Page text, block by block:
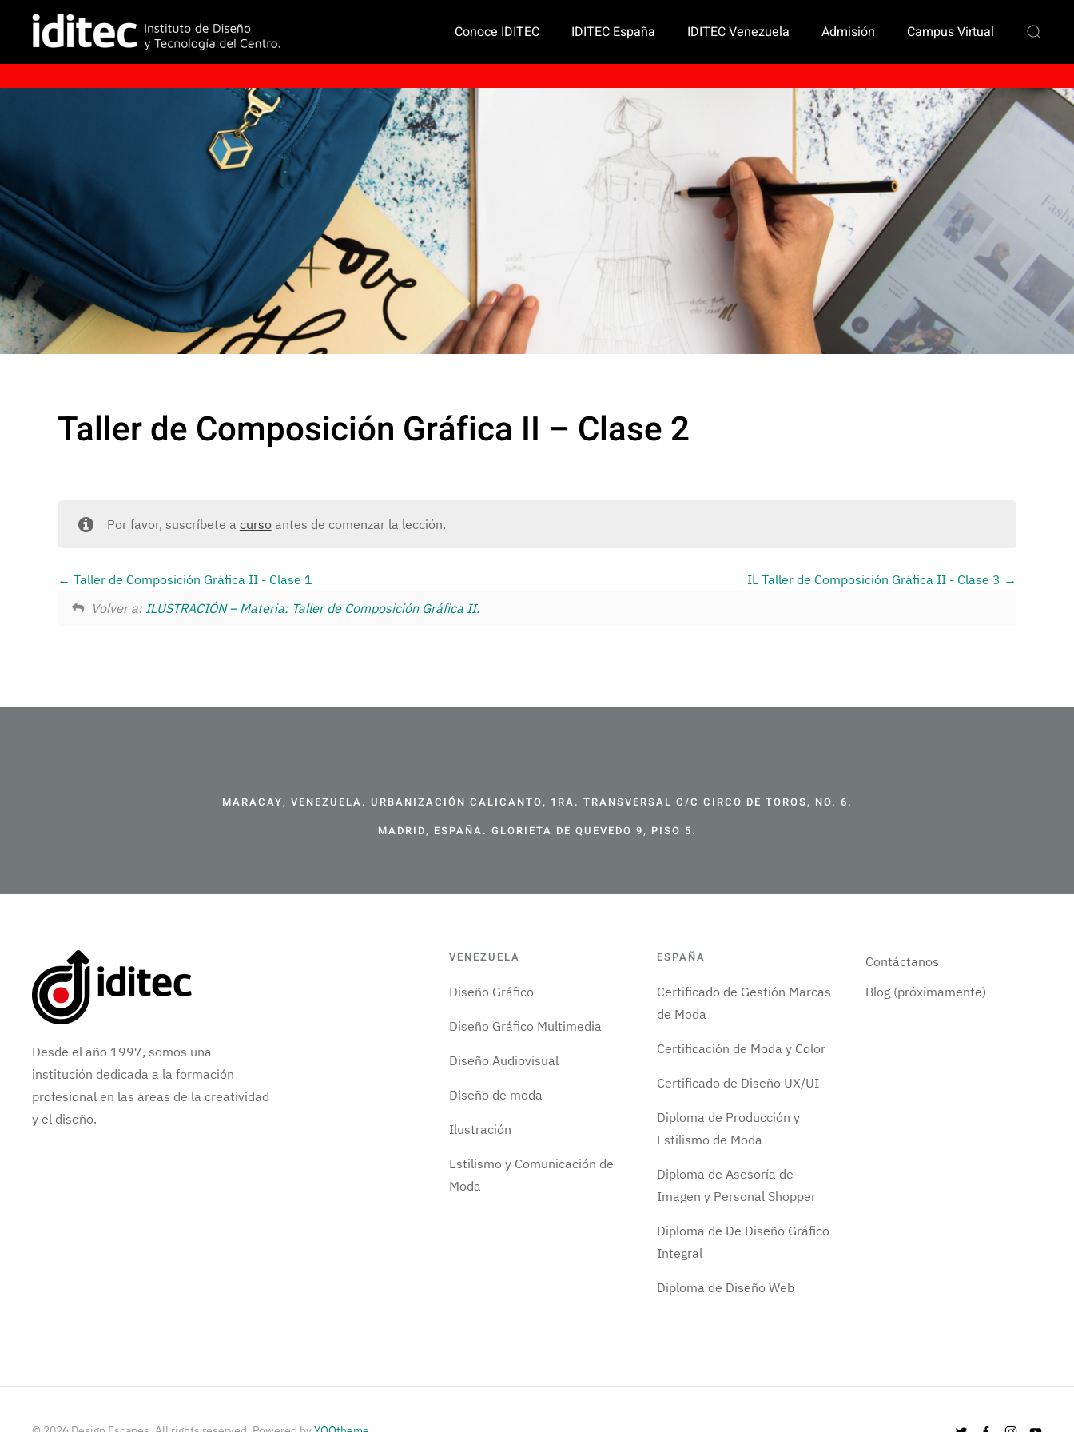
Conoce IDITEC IDITEC España IDITEC Venezuela Admisión Campus Virtual
Taller de Composición Gráfica II – Clase 2
Por favor, suscríbete a cursoantes de comenzar la lección.
Taller de Composición Gráfica II - Clase 1
IL Taller de Composición Gráfica II - Clase 3
Volver a: ILUSTRACIÓN – Materia: Taller de Composición Gráfica II.
MARACAY, VENEZUELA. URBANIZACIÓN CALICANTO, 1RA. TRANSVERSAL C/C CIRCO DE TOROS, NO. 6.
MADRID, ESPAÑA. GLORIETA DE QUEVEDO 9, PISO 5.
Desde el año 1997, somos una
institución dedicada a la formación
profesional en las áreas de la creatividad
y el diseño.
VENEZUELA
Diseño Gráfico
Diseño Gráfico Multimedia
Diseño Audiovisual
Diseño de moda
Ilustración
Estilismo y Comunicación de
Moda
ESPAÑA
Certificado de Gestión Marcas
de Moda
Certificación de Moda y Color
Certificado de Diseño UX/UI
Diploma de Producción y
Estilismo de Moda
Diploma de Asesoría de
Imagen y Personal Shopper
Diploma de De Diseño Gráfico
Integral
Diploma de Diseño Web
Contáctanos
Blog (próximamente)